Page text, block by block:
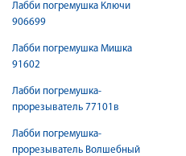
Лабби погремушка Ключи
906699
Лабби погремушка Мишка
91602
Лабби погремушка-
прорезыватель 77101в
Лабби погремушка-
прорезыватель Волшебный